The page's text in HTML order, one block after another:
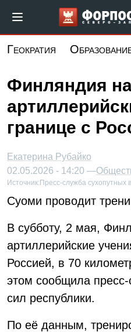
основному
Геократия
Финляндия
границе с
Екатерина Рубайко
02.05.2026 - 14:20 —
Источник: Пресс-служба сухопутных
Суоми проводит
В субботу, 2 мая,
артиллерийские
Россией, в 70
этом сообщила
сил республики.
По её данным,